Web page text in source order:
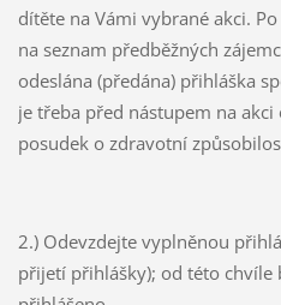
dítěte na Vámi vybrané akci.
na seznam předběžných
odeslána (předána) přihláška
je třeba před nástupem na
posudek o zdravotní
2.) Odevzdejte vyplněnou
přijetí přihlášky); od této chvíle